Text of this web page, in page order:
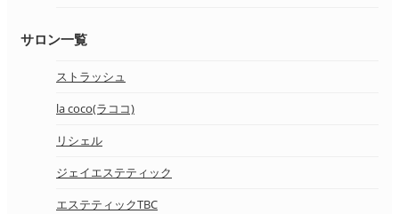
サロン一覧
ストラッシュ
la coco(ラココ)
リシェル
ジェイエステティック
エステティックTBC